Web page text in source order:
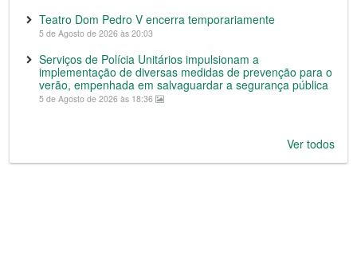
Teatro Dom Pedro V encerra temporariamente
5 de Agosto de 2026 às 20:03
Serviços de Polícia Unitários impulsionam a
implementação de diversas medidas de prevenção para o
verão, empenhada em salvaguardar a segurança pública
5 de Agosto de 2026 às 18:36
Ver todos